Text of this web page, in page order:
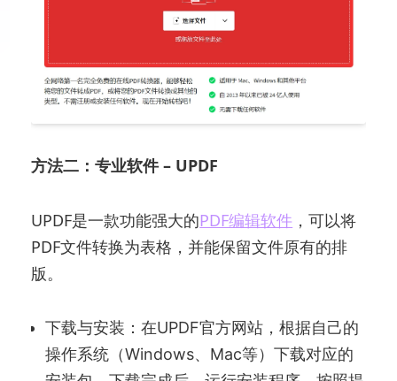
方法二：专业软件 – UPDF
UPDF是一款功能强大的PDF编辑软件 ，可以将
PDF文件转换为表格，并能保留文件原有的排
版。
下载与安装：在UPDF官方网站，根据自己的
操作系统（Windows、Mac等）下载对应的